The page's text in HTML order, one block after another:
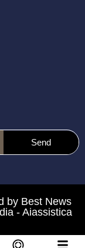
Send
by Best News
- Aiassistica